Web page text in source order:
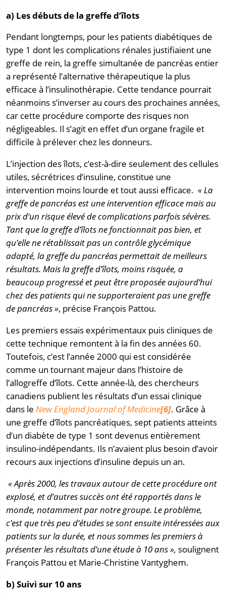
a) Les débuts de la greffe d’îlots
Pendant longtemps, pour les patients diabétiques de
type 1 dont les complications rénales justifiaient une
greffe de rein, la greffe simultanée de pancréas entier
a représenté l’alternative thérapeutique la plus
efficace à l’insulinothérapie. Cette tendance pourrait
néanmoins s’inverser au cours des prochaines années,
car cette procédure comporte des risques non
négligeables. Il s’agit en effet d’un organe fragile et
difficile à prélever chez les donneurs.
L’injection des îlots, c’est-à-dire seulement des cellules
utiles, sécrétrices d’insuline, constitue une
intervention moins lourde et tout aussi efficace. « La
greffe de pancréas est une intervention efficace mais au
prix d’un risque élevé de complications parfois sévères.
Tant que la greffe d’îlots ne fonctionnait pas bien, et
qu’elle ne rétablissait pas un contrôle glycémique
adapté, la greffe du pancréas permettait de meilleurs
résultats. Mais la greffe d’îlots, moins risquée, a
beaucoup progressé et peut être proposée aujourd’hui
chez des patients qui ne supporteraient pas une greffe
de pancréas », précise François Pattou.
Les premiers essais expérimentaux puis cliniques de
cette technique remontent à la fin des années 60.
Toutefois, c’est l’année 2000 qui est considérée
comme un tournant majeur dans l’histoire de
l’allogreffe d’îlots. Cette année-là, des chercheurs
canadiens publient les résultats d’un essai clinique
dans le New England Journal of Medicine[6]. Grâce à
une greffe d’îlots pancréatiques, sept patients atteints
d’un diabète de type 1 sont devenus entièrement
insulino-indépendants. Ils n’avaient plus besoin d’avoir
recours aux injections d’insuline depuis un an.
« Après 2000, les travaux autour de cette procédure ont
explosé, et d’autres succès ont été rapportés dans le
monde, notamment par notre groupe. Le problème,
c’est que très peu d’études se sont ensuite intéressées aux
patients sur la durée, et nous sommes les premiers à
présenter les résultats d’une étude à 10 ans », soulignent
François Pattou et Marie-Christine Vantyghem.
b) Suivi sur 10 ans